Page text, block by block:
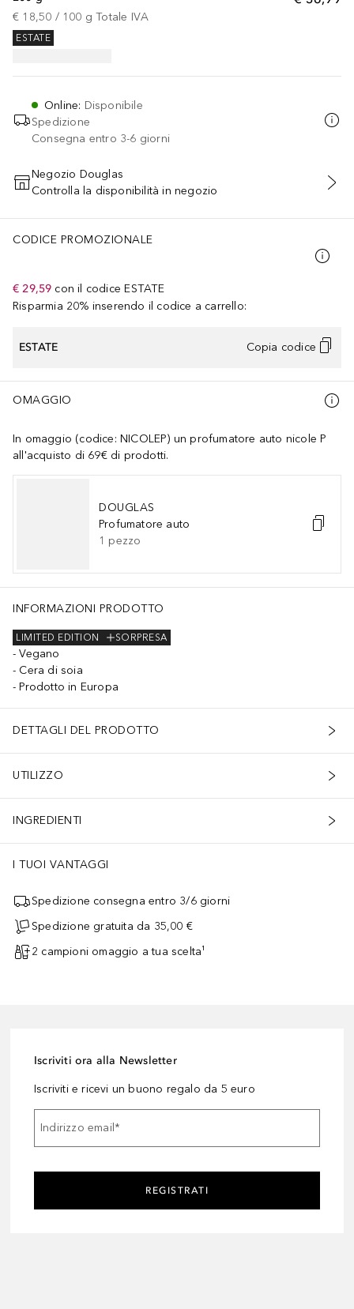
€ 18,50 / 100 g Totale IVA
ESTATE
Online: Disponibile
Spedizione
Consegna entro 3-6 giorni
AGGIUNGI AL CARRELLO
Negozio Douglas
Controlla la disponibilità in negozio
CODICE PROMOZIONALE
€ 29,59 con il codice ESTATE
Risparmia 20% inserendo il codice a carrello:
ESTATE Copia codice
OMAGGIO
In omaggio (codice: NICOLEP) un profumatore auto nicole P
all'acquisto di 69€ di prodotti.
DOUGLAS
Profumatore auto
1 pezzo
INFORMAZIONI PRODOTTO
SORPRESA
LIMITED EDITION
Vegano
Cera di soia
Prodotto in Europa
DETTAGLI DEL PRODOTTO
UTILIZZO
INGREDIENTI
I TUOI VANTAGGI
Spedizione consegna entro 3/6 giorni
Spedizione gratuita da 35,00 €
2 campioni omaggio a tua scelta¹
Iscriviti ora alla Newsletter
Iscriviti e ricevi un buono regalo da 5 euro
Indirizzo email*
REGISTRATI